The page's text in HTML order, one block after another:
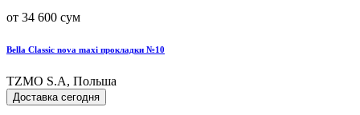
от 34 600 сум
Bella Classic nova maxi прокладки №10
TZMO S.A, Польша
Доставка сегодня